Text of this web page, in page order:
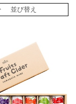
並び替え